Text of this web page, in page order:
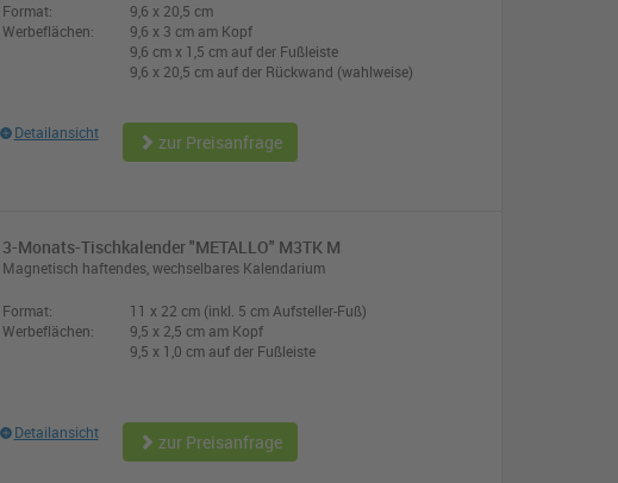
Format:
9,6 x 20,5 cm
Werbeflächen:
9,6 x 3 cm am Kopf
9,6 cm x 1,5 cm auf der Fußleiste
9,6 x 20,5 cm auf der Rückwand (wahlweise)
Detailansicht zur Preisanfrage
3-Monats-Tischkalender "METALLO" M3TK M
Magnetisch haftendes, wechselbares Kalendarium
Format:
11 x 22 cm (inkl. 5 cm Aufsteller-Fuß)
Werbeflächen:
9,5 x 2,5 cm am Kopf
9,5 x 1,0 cm auf der Fußleiste
Detailansicht zur Preisanfrage